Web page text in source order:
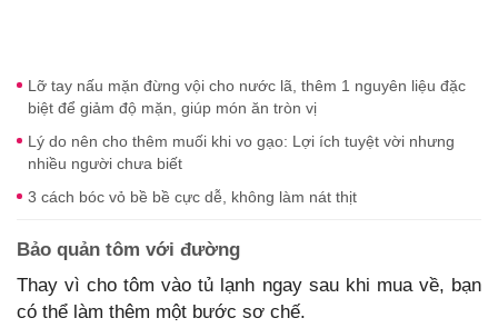
Lỡ tay nấu mặn đừng vội cho nước lã, thêm 1 nguyên liệu đặc
biệt để giảm độ mặn, giúp món ăn tròn vị
Lý do nên cho thêm muối khi vo gạo: Lợi ích tuyệt vời nhưng
nhiều người chưa biết
3 cách bóc vỏ bề bề cực dễ, không làm nát thịt
Bảo quản tôm với đường
Thay vì cho tôm vào tủ lạnh ngay sau khi mua về, bạn
có thể làm thêm một bước sơ chế.